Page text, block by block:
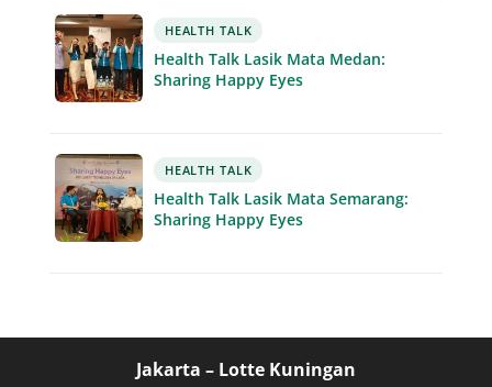
HEALTH TALK
Health Talk Lasik Mata Medan:
Sharing Happy Eyes
HEALTH TALK
Health Talk Lasik Mata Semarang:
Sharing Happy Eyes
Jakarta – Lotte Kuningan